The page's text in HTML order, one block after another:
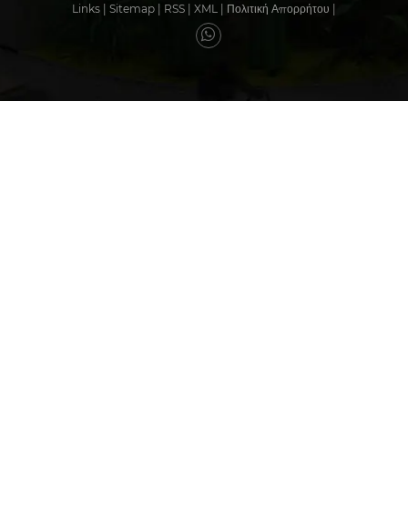
Links | Sitemap | RSS | XML | Πολιτική Απορρήτου |